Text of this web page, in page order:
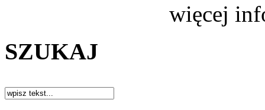
więcej
SZUKAJ